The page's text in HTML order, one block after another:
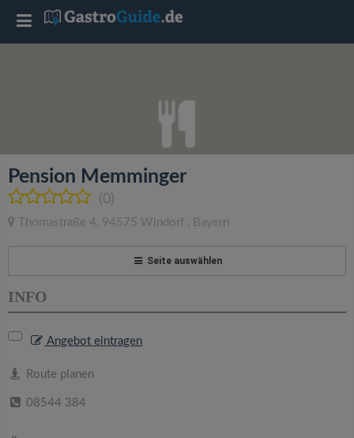
Pension Memminger
(0)
Thomastraße 4, 94575 Windorf , Bayern
Seite auswählen
INFO
Angebot eintragen
Route planen
08544 384
T
l
e
a
i